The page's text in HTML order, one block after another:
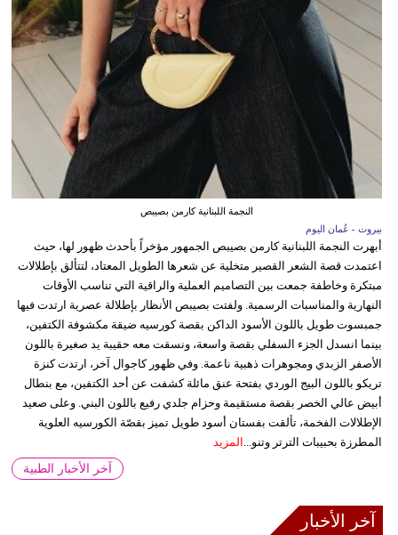
النجمة اللبنانية كارمن بصيبص
بيروت - عُمان اليوم
أبهرت النجمة اللبنانية كارمن بصيبص الجمهور مؤخراً بأحدث ظهور لها، حيث
اعتمدت قصة الشعر القصير متخلية عن شعرها الطويل المعتاد، لتتألق بإطلالات
مبتكرة وخاطفة جمعت بين التصاميم العملية والراقية التي تناسب الأوقات
النهارية والمناسبات الرسمية. ولفتت بصيبص الأنظار بإطلالة عصرية ارتدت فيها
جمبسوت طويل باللون الأسود الداكن بقصة كورسيه ضيقة مكشوفة الكتفين،
بينما انسدل الجزء السفلي بقصة واسعة، ونسقت معه حقيبة يد صغيرة باللون
الأصفر الزبدي ومجوهرات ذهبية ناعمة. وفي ظهور كاجوال آخر، ارتدت كنزة
تريكو باللون البيج الوردي بفتحة عنق مائلة كشفت عن أحد الكتفين، مع بنطال
أبيض عالي الخصر بقصة مستقيمة وحزام جلدي رفيع باللون البني. وعلى صعيد
الإطلالات الفخمة، تألقت بفستان أسود طويل تميز بقصّة الكورسيه العلوية
المطرزة بحبيبات الترتر وتنو... المزيد
آخر الأخبار الطبية
آخر الأخبار